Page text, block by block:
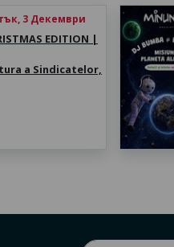
3 Декември
EDITION |
a Sindicatelor,